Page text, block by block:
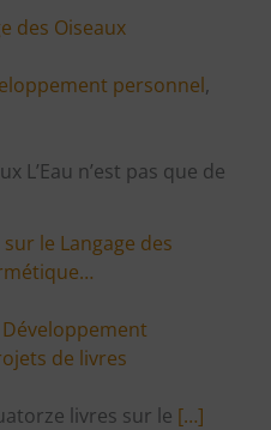
des Oiseaux
personnel,
L’Eau n’est pas que de
le Langage des
Développement
de livres
livres sur le […]